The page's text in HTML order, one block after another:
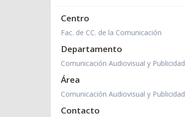
Centro
Fac. de CC. de la Comunicación
Departamento
Comunicación Audiovisual y Publicidad
Área
Comunicación Audiovisual y Publicidad
Contacto